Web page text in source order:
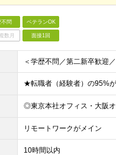
不問 ベテランOK
数月 面接1回
リモートワークがメイン
10時間以内